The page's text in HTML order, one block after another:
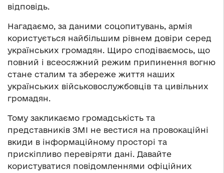
відповідь.
Нагадаємо, за даними соцопитувань, армія
користується найбільшим рівнем довіри серед
українських громадян. Щиро сподіваємось, що
повний і всеосяжний режим припинення вогню
стане сталим та збереже життя наших
українських військовослужбовців та цивільних
громадян.
Тому закликаємо громадськість та
представників ЗМІ не вестися на провокаційні
вкиди в інформаційному просторі та
прискіпливо перевіряти дані. Давайте
користуватися повідомленнями офіційних